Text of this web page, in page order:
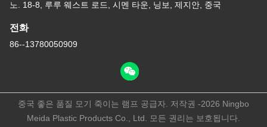
노. 18-8, 루루 웨스트 로드, 시멘 타운, 닝보, 제지안, 중국
전화
86--13780050909
중국 좋은 품질 모기 죽이는 램프 공급자. 저작권 -2026 Ningbo
Meida Plastic Products Co., Ltd. 모든 권리는 보호됩니다.